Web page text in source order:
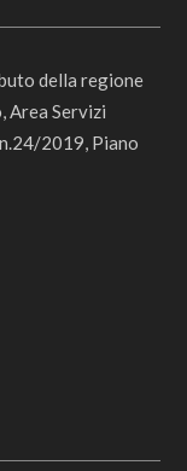
della regione
Area Servizi
2019, Piano